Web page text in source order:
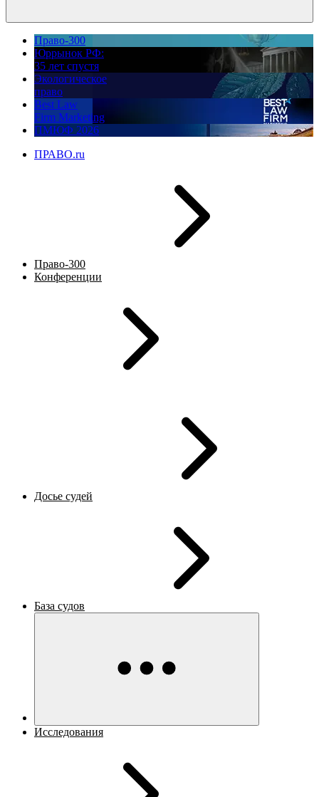
Право-300
Юррынок РФ:
35 лет спустя
Экологическое
право
Best Law
Firm Marketing
ПМЮФ 2026
ПРАВО.ru
Право-300
Конференции
Досье судей
База судов
Исследования